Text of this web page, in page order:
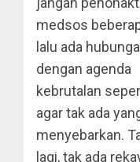
medsos
lalu ada
dengan agenda
kebrutalan
agar tak ada
menyebarkan.
lagi, tak ada